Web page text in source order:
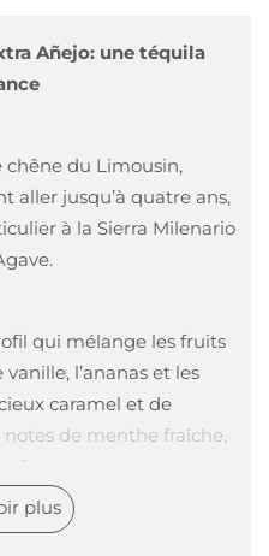
Añejo: une téquila
chêne du Limousin,
aller jusqu’à quatre ans,
à la Sierra Milenario
qui mélange les fruits
l’ananas et les
caramel et de
notes de menthe fraîche,
en son genre.
plus